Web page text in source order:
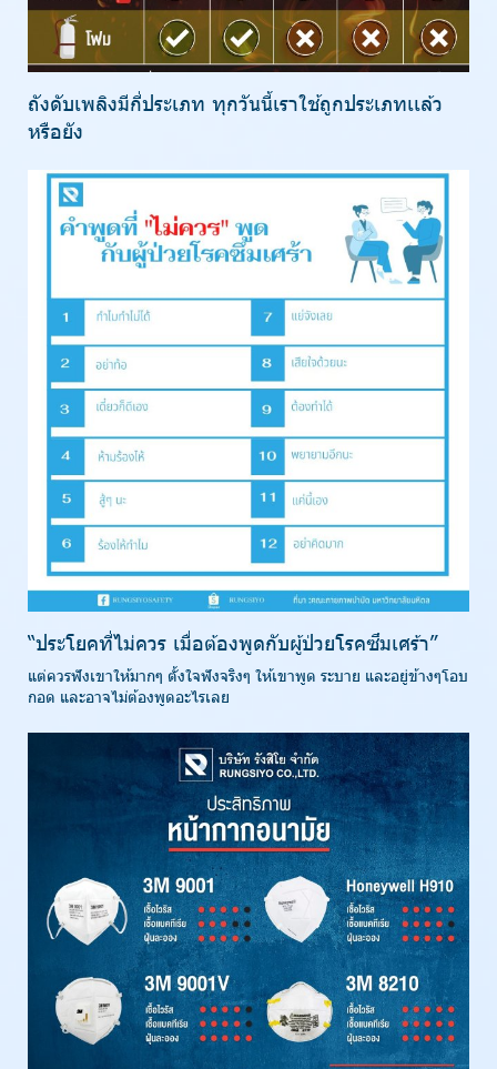
ถังดับเพลิงมีกี่ประเภท ทุกวันนี้เราใช้ถูกประเภทเเล้ว
หรือยัง
“ประโยคที่ไม่ควร เมื่อต้องพูดกับผู้ป่วยโรคซึมเศร้า”
แต่ควรฟังเขาให้มากๆ ตั้งใจฟังจริงๆ ให้เขาพูด ระบาย และอยู่ข้างๆโอบ
กอด และอาจไม่ต้องพูดอะไรเลย